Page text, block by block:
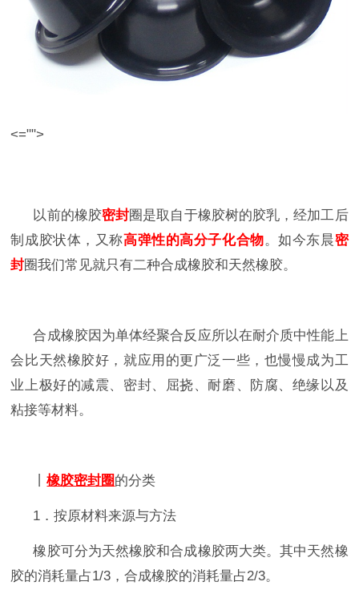
<="">
以前的橡胶密封圈是取自于橡胶树的胶乳，经加工后
制成胶状体，又称高弹性的高分子化合物。如今东晨密
封圈我们常见就只有二种合成橡胶和天然橡胶。
合成橡胶因为单体经聚合反应所以在耐介质中性能上
会比天然橡胶好，就应用的更广泛一些，也慢慢成为工
业上极好的减震、密封、屈挠、耐磨、防腐、绝缘以及
粘接等材料。
丨橡胶密封圈的分类
1 ．按原材料来源与方法
橡胶可分为天然橡胶和合成橡胶两大类。其中天然橡
胶的消耗量占1/3 ，合成橡胶的消耗量占2/3。